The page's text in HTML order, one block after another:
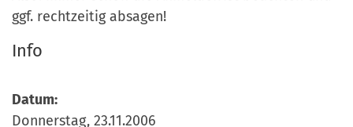
ggf. rechtzeitig absagen!
Info
Datum:
Donnerstag, 23.11.2006